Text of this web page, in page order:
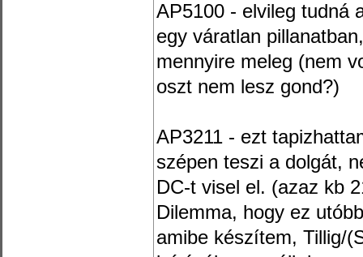
AP5100 - elvileg tudná
egy váratlan
mennyire meleg (nem
oszt nem lesz gond?)
AP3211 - ezt
szépen teszi a dolgát,
DC-t visel el. (azaz kb
Dilemma, hogy ez
amibe készítem, Tillig/